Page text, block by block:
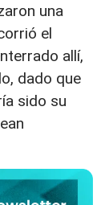
una
el
allí,
dado que
sido su